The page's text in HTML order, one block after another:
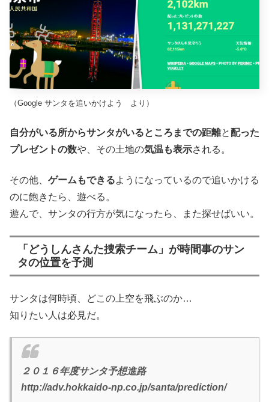
（Google サンタを追いかけよう より）
自分がいる所からサンタがいるところまでの距離と配った
プレゼントの数や、その土地の気温も表示される。
その他、 ゲームもできるようになっているので追いかける
のに飽きたら、遊べる。
遊んで、サンタの行方が気になったら、また探せばいい。
「どうしんさんた捜索チーム」が時間事のサン
タの位置を予測
サンタは何時頃、どこの上空を飛ぶのか…
知りたい人は必見だ。
２０１６年度サンタ予想進路
http://adv.hokkaido-np.co.jp/santa/prediction/